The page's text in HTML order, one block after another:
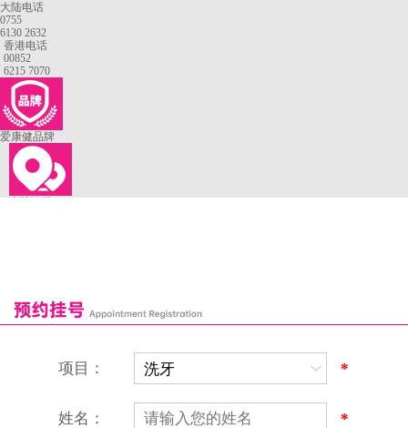
大陆电话
0755
6130 2632
香港电话
00852
6215 7070
爱康健品牌
恒乐口腔诊所
富港口腔诊所
项目： *
姓名： *